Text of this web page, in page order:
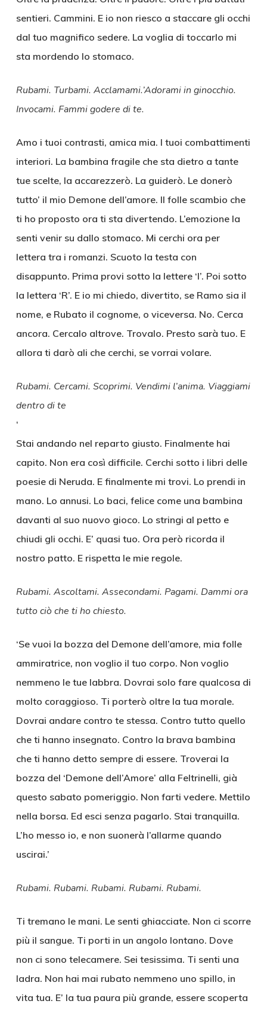
sentieri. Cammini. E io non riesco a staccare gli occhi
dal tuo magnifico sedere. La voglia di toccarlo mi
sta mordendo lo stomaco.
Rubami. Turbami. Acclamami.’Adorami in ginocchio.
Invocami. Fammi godere di te.
Amo i tuoi contrasti, amica mia. I tuoi combattimenti
interiori. La bambina fragile che sta dietro a tante
tue scelte, la accarezzerò. La guiderò. Le donerò
tutto’ il mio Demone dell’amore. Il folle scambio che
ti ho proposto ora ti sta divertendo. L’emozione la
senti venir su dallo stomaco. Mi cerchi ora per
lettera tra i romanzi. Scuoto la testa con
disappunto. Prima provi sotto la lettere ‘I’. Poi sotto
la lettera ‘R’. E io mi chiedo, divertito, se Ramo sia il
nome, e Rubato il cognome, o viceversa. No. Cerca
ancora. Cercalo altrove. Trovalo. Presto sarà tuo. E
allora ti darò ali che cerchi, se vorrai volare.
Rubami. Cercami. Scoprimi. Vendimi l’anima. Viaggiami
dentro di te
‘
Stai andando nel reparto giusto. Finalmente hai
capito. Non era così difficile. Cerchi sotto i libri delle
poesie di Neruda. E finalmente mi trovi. Lo prendi in
mano. Lo annusi. Lo baci, felice come una bambina
davanti al suo nuovo gioco. Lo stringi al petto e
chiudi gli occhi. E’ quasi tuo. Ora però ricorda il
nostro patto. E rispetta le mie regole.
Rubami. Ascoltami. Assecondami. Pagami. Dammi ora
tutto ciò che ti ho chiesto.
‘Se vuoi la bozza del Demone dell’amore, mia folle
ammiratrice, non voglio il tuo corpo. Non voglio
nemmeno le tue labbra. Dovrai solo fare qualcosa di
molto coraggioso. Ti porterò oltre la tua morale.
Dovrai andare contro te stessa. Contro tutto quello
che ti hanno insegnato. Contro la brava bambina
che ti hanno detto sempre di essere. Troverai la
bozza del ‘Demone dell’Amore’ alla Feltrinelli, già
questo sabato pomeriggio. Non farti vedere. Mettilo
nella borsa. Ed esci senza pagarlo. Stai tranquilla.
L’ho messo io, e non suonerà l’allarme quando
uscirai.’
Rubami. Rubami. Rubami. Rubami. Rubami.
Ti tremano le mani. Le senti ghiacciate. Non ci scorre
più il sangue. Ti porti in un angolo lontano. Dove
non ci sono telecamere. Sei tesissima. Ti senti una
ladra. Non hai mai rubato nemmeno uno spillo, in
vita tua. E’ la tua paura più grande, essere scoperta